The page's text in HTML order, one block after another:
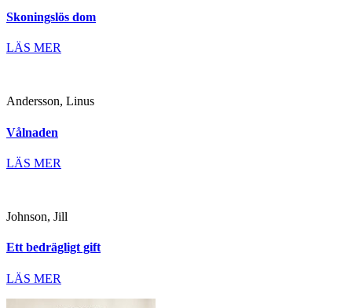
Skoningslös dom
LÄS MER
Andersson, Linus
Vålnaden
LÄS MER
Johnson, Jill
Ett bedrägligt gift
LÄS MER